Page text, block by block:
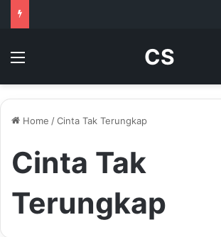
Menu CS
Home /Cinta Tak Terungkap
Cinta Tak
Terungkap